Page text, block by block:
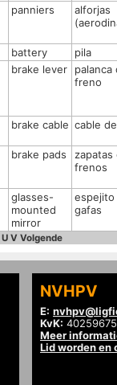
panniers
alforjas
battery
pila
brake lever
palanca
freno
brake cable cable
brake pads
zapatas
frenos
glasses-
mounted
mirror
espejito
gafas
U V Volgende
NVHPV
E:
KvK: 40259675
Meer
Lid worden en